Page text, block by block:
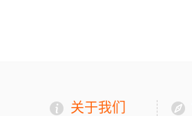
关于我们